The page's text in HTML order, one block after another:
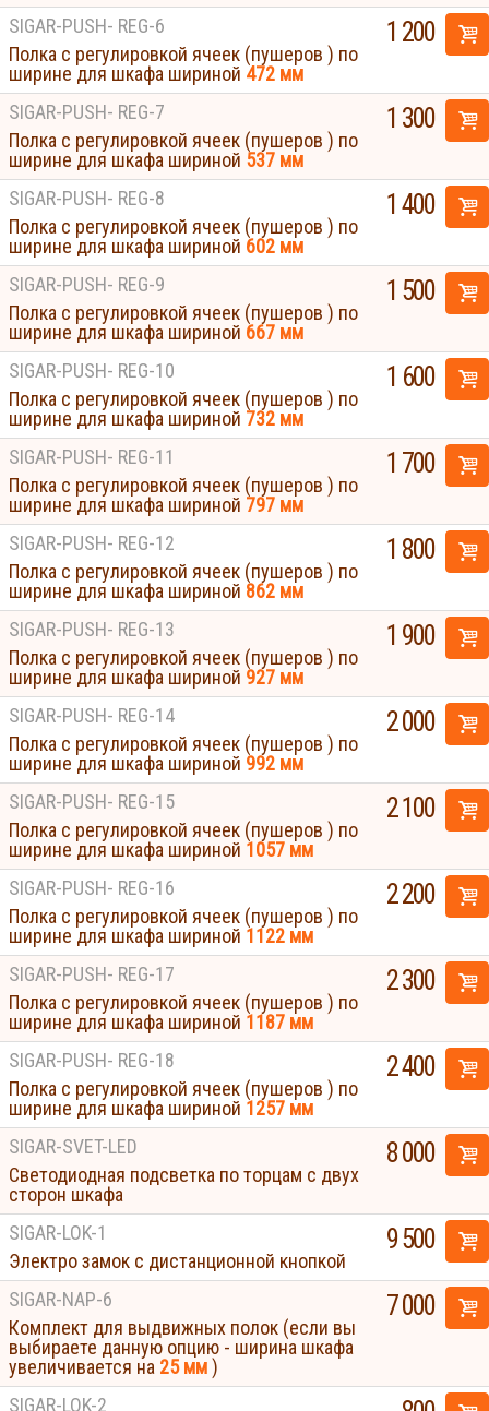
SIGAR-PUSH- REG-6
Полка с регулировкой ячеек (пушеров ) по
ширине для шкафа шириной 472 мм
1 200
SIGAR-PUSH- REG-7
Полка с регулировкой ячеек (пушеров ) по
ширине для шкафа шириной 537 мм
1 300
SIGAR-PUSH- REG-8
Полка с регулировкой ячеек (пушеров ) по
ширине для шкафа шириной 602 мм
1 400
SIGAR-PUSH- REG-9
Полка с регулировкой ячеек (пушеров ) по
ширине для шкафа шириной 667 мм
1 500
SIGAR-PUSH- REG-10
Полка с регулировкой ячеек (пушеров ) по
ширине для шкафа шириной 732 мм
1 600
SIGAR-PUSH- REG-11
Полка с регулировкой ячеек (пушеров ) по
ширине для шкафа шириной 797 мм
1 700
SIGAR-PUSH- REG-12
Полка с регулировкой ячеек (пушеров ) по
ширине для шкафа шириной 862 мм
1 800
SIGAR-PUSH- REG-13
Полка с регулировкой ячеек (пушеров ) по
ширине для шкафа шириной 927 мм
1 900
SIGAR-PUSH- REG-14
Полка с регулировкой ячеек (пушеров ) по
ширине для шкафа шириной 992 мм
2 000
SIGAR-PUSH- REG-15
Полка с регулировкой ячеек (пушеров ) по
ширине для шкафа шириной 1057 мм
2 100
SIGAR-PUSH- REG-16
Полка с регулировкой ячеек (пушеров ) по
ширине для шкафа шириной 1122 мм
2 200
SIGAR-PUSH- REG-17
Полка с регулировкой ячеек (пушеров ) по
ширине для шкафа шириной 1187 мм
2 300
SIGAR-PUSH- REG-18
Полка с регулировкой ячеек (пушеров ) по
ширине для шкафа шириной 1257 мм
2 400
SIGAR-SVET-LED
Светодиодная подсветка по торцам с двух
сторон шкафа
8 000
SIGAR-LOK-1
Электро замок с дистанционной кнопкой
9 500
SIGAR-NAP-6
Комплект для выдвижных полок (если вы
выбираете данную опцию - ширина шкафа
увеличивается на 25 мм)
7 000
SIGAR-LOK-2